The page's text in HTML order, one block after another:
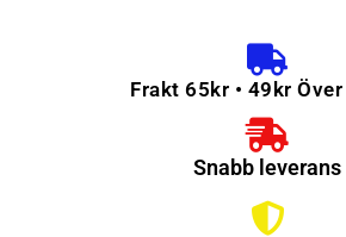
Frakt 65kr • 49kr
Snabb leverans